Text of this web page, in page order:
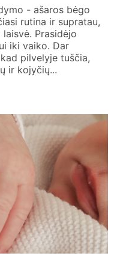
- ašaros bėgo
rutina ir supratau,
Prasidėjo
iki vaiko. Dar
pilvelyje tuščia,
ir kojyčių...